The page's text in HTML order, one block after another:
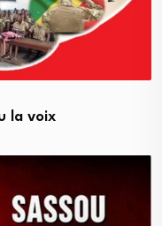
la voix